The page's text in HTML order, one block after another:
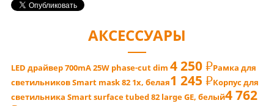
АКСЕССУАРЫ
LED драйвер 700mA 25W phase-cut dim 4 250 РУБРамка для
светильников Smart mask 82 1x, белая1 245 РУБКорпус для
светильника Smart surface tubed 82 large GE, белый4 762